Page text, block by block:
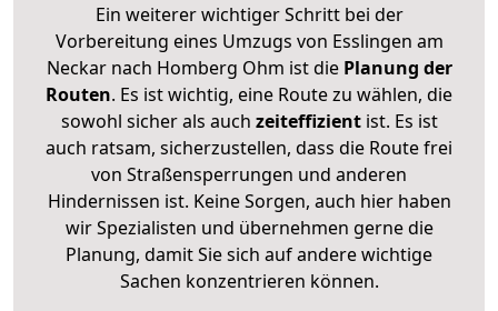
Ein weiterer wichtiger Schritt bei der
Vorbereitung eines Umzugs von Esslingen am
Neckar nach Homberg Ohm ist diePlanung der
Routen. Es ist wichtig, eine Route zu wählen, die
sowohl sicher als auch zeiteffizientist. Es ist
auch ratsam, sicherzustellen, dass die Route frei
von Straßensperrungen und anderen
Hindernissen ist. Keine Sorgen, auch hier haben
wir Spezialisten und übernehmen gerne die
Planung, damit Sie sich auf andere wichtige
Sachen konzentrieren können.